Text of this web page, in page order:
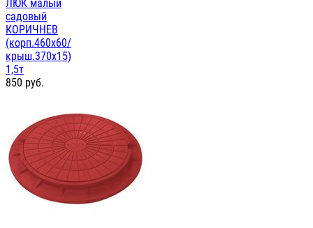
ЛЮК малый
садовый
КОРИЧНЕВ
(корп.460х60/
крыш.370х15)
1,5т
850 руб.